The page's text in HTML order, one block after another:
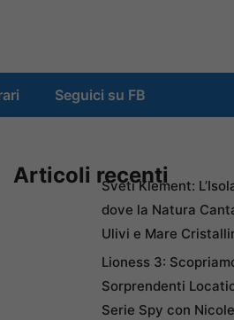
Seguici su FB
Articoli recenti
Sveti Klement:
dove la Natura
Ulivi e Mare
Lioness 3:
Sorprendenti
Serie Spy con